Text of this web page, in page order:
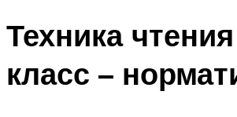
Техника
класс –